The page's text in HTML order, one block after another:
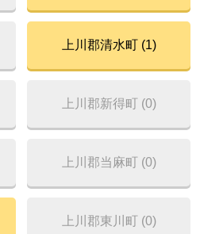
上川郡清水町 (1)
上川郡新得町 (0)
上川郡当麻町 (0)
上川郡東川町 (0)